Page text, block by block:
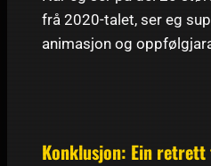
frå 2020-talet, ser eg
animasjon og
Konklusjon: Ein